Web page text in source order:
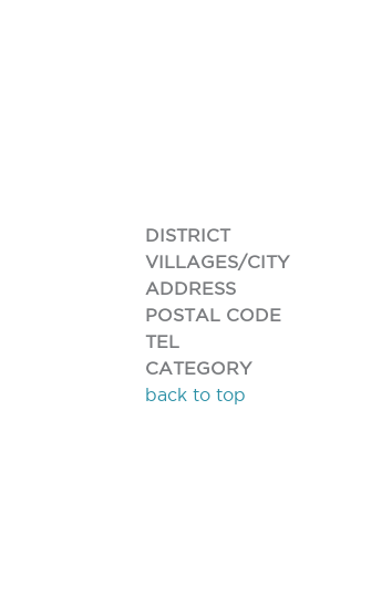
DISTRICT
VILLAGES/CITY
ADDRESS
POSTAL CODE
TEL
CATEGORY
back to top